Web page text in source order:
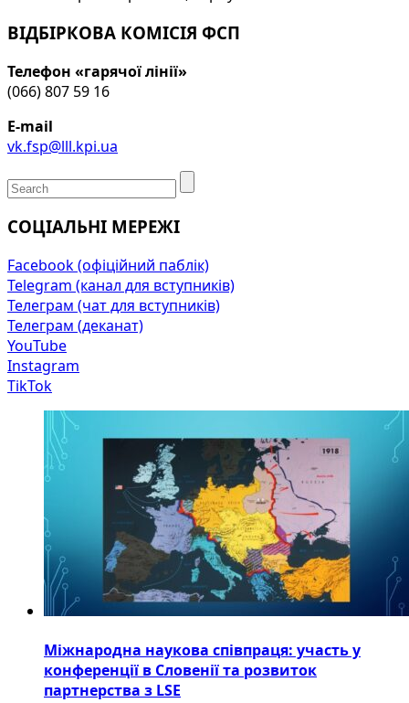
ВІДБІРКОВА КОМІСІЯ ФСП
Телефон «гарячої лінії»
(066) 807 59 16
E-mail
vk.fsp@lll.kpi.ua
СОЦІАЛЬНІ МЕРЕЖІ
Facebook (офіційний паблік)
Telegram (канал для вступників)
Телеграм (чат для вступників)
Телеграм (деканат)
YouTube
Instagram
TikTok
Міжнародна наукова співпраця: участь у
конференції в Словенії та розвиток
партнерства з LSE